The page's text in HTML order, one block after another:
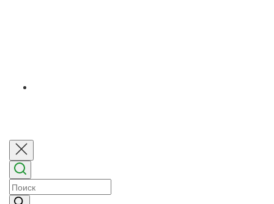
Поиск
товаров